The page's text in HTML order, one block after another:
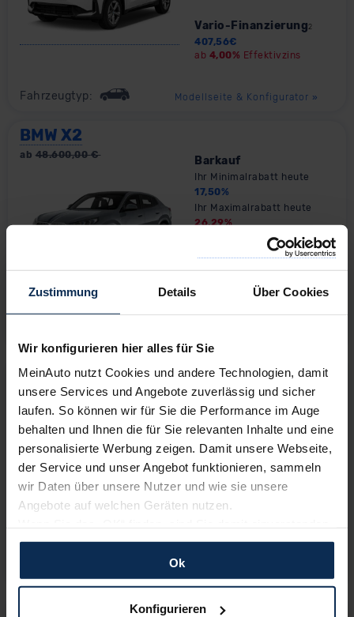
Zustimmung Details Über Cookies
Wir konfigurieren hier alles für Sie
MeinAuto nutzt Cookies und andere Technologien, damit
unsere Services und Angebote zuverlässig und sicher
laufen. So können wir für Sie die Performance im Auge
behalten und Ihnen die für Sie relevanten Inhalte und eine
personalisierte Werbung zeigen. Damit unsere Webseite,
der Service und unser Angebot funktionieren, sammeln
wir Daten über unsere Nutzer und wie sie unsere
Angebote auf welchen Geräten nutzen.
und erlauben uns Cookies für unseren Service zu
verwenden und diese Daten an Dritte weiterzugeben,
etwa an unsere Marketingpartner. Falls Sie dem nicht
Ok
Konfigurieren
Vario-Finanzierung 2
407,56€
ab 4,00% Effektivzins
Fahrzeugtyp: Modellseite & Konfigurator »
BMW X2
ab 48.600,00€ Barkauf
Ihr Minimalrabatt heute
17,50%
Ihr Maximalrabatt heute
26,29%
ab
Effektivzins
BMW X7
ab106.500,00€ Barkauf
Ihr Minimalrabatt heute
16,00%
Ihr Maximalrabatt heute
25,32
Vario-Finanzierung
BMW X3 Plug-in-Hybrid